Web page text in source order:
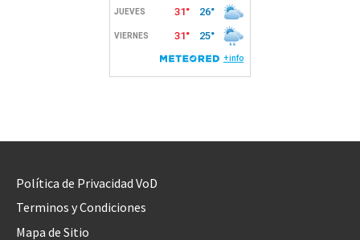
Política de Privacidad VoD
Terminos y Condiciones
Mapa de Sitio